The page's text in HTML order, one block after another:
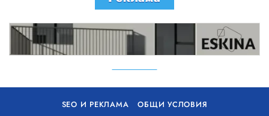
SEO И РЕКЛАМА
ОБЩИ УСЛОВИЯ